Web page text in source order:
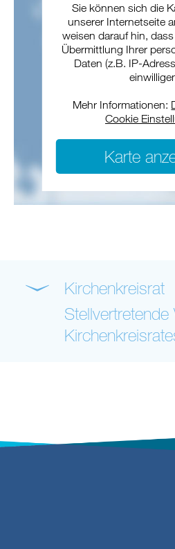
Sie können sich die
unserer Internetseite
weisen darauf hin,
Übermittlung Ihrer
Daten (z.B. IP-
Mehr Informationen:
Cookie
Karte
Kirchenkreisrat